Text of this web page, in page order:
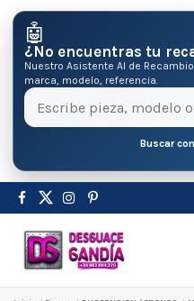
🤖
¿No encuentras tu
Nuestro Asistente AI de
marca, modelo, referencia.
Buscar